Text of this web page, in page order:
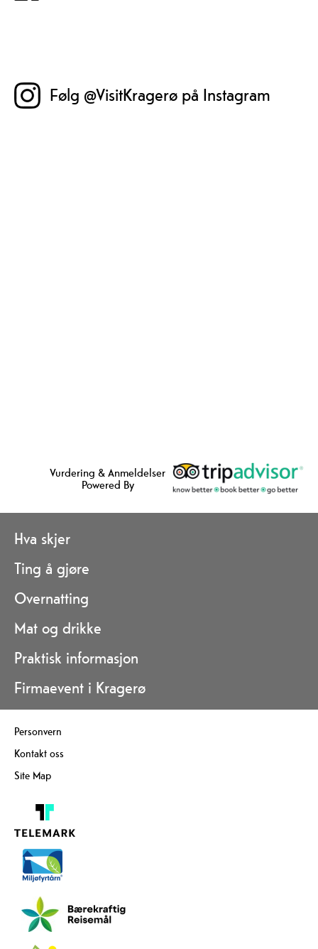
Følg @VisitKragerø på Instagram
Vurdering & Anmeldelser
Powered By
Hva skjer
Ting å gjøre
Overnatting
Mat og drikke
Praktisk informasjon
Firmaevent i Kragerø
Personvern
Kontakt oss
Site Map